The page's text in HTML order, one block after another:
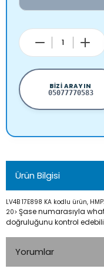
BIZI ARAYIN
05077770583
Ürün Bilgisi
LV4B 17E898 KA kodlu ürün,
20> Şase numarasıyla
doğruluğunu kontrol
Yorumlar